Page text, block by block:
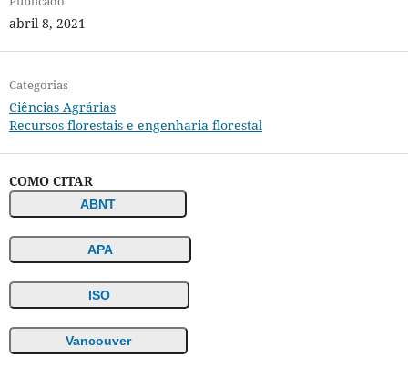
abril 8, 2021
Categorias
Ciências Agrárias
Recursos florestais e engenharia florestal
COMO CITAR
ABNT
APA
ISO
Vancouver